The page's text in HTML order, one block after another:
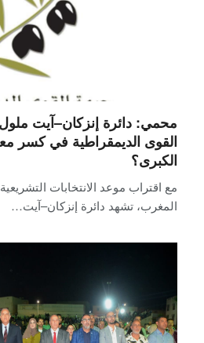
محمي: دائرة إنزكان–آيت
القوى الديمقراطية في كسر
الكبرى؟
المغرب، تشهد دائرة إنزكان–آيت…